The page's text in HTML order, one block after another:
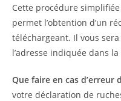
Cette procédure
permet l’obtention d’un
téléchargeant. Il vous
l’adresse indiquée dans
Que faire en cas d’erreur
votre déclaration de